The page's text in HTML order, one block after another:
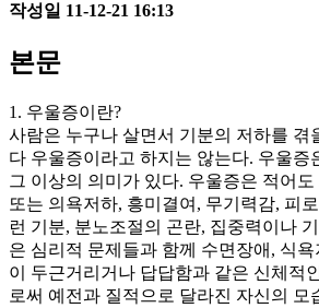
작성일 11-12-21 16:13
본문
1. 우울증이란?
사람은 누구나 살면서 기분의 저하를 겪
다 우울증이라고 하지는 않는다. 우울증
그 이상의 의미가 있다. 우울증은 적어
또는 의욕저하, 흥미결여, 무기력감, 피
런 기분, 분노조절의 곤란, 집중력이나
은 심리적 문제들과 함께 수면장애, 식
이 두근거리거나 답답함과 같은 신체적
로써 예전과 질적으로 달라진 자신의 모